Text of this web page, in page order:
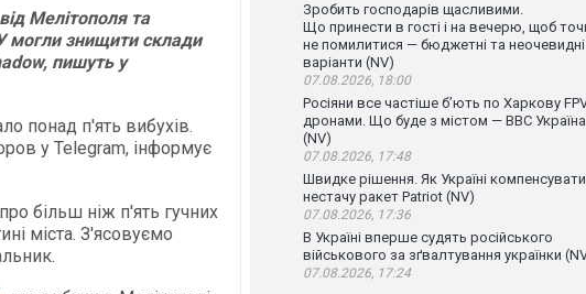
Мелітополя та
могли знищити склади
пишуть у
понад п'ять вибухів.
у Telegram, інформує
більш ніж п'ять гучних
міста. З'ясовуємо
Зробить господарів щасливими.
Що принести в гості і на вечерю, щоб
не помилитися — бюджетні та неочевидні
варіанти (NV)
07.08.2026, 18:00
Росіяни все частіше бʼють по Харкову
дронами. Що буде з містом — ВВС Україна
(NV)
07.08.2026, 17:48
Швидке рішення. Як Україні компенсувати
нестачу ракет Patriot (NV)
07.08.2026, 17:36
В Україні вперше судять російського
військового за зґвалтування українки
07.08.2026, 17:24